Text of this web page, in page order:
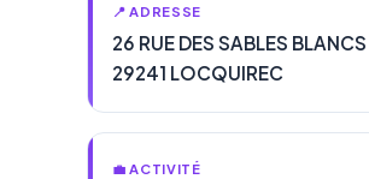
📍 ADRESSE
26 RUE DES SABLES BLANCS
29241 LOCQUIREC
💼 ACTIVITÉ